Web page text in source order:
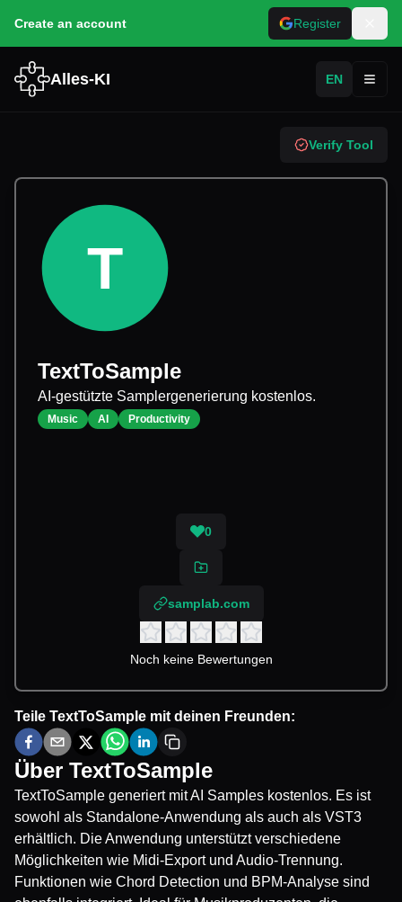
Create an account Register
Alles-KI EN
Verify Tool
T
TextToSample
AI-gestützte Samplergenerierung kostenlos.
Music AI Productivity
0
samplab.com
Noch keine Bewertungen
Teile TextToSample mit deinen Freunden:
Über TextToSample
TextToSample generiert mit AI Samples kostenlos. Es ist
sowohl als Standalone-Anwendung als auch als VST3
erhältlich. Die Anwendung unterstützt verschiedene
Möglichkeiten wie Midi-Export und Audio-Trennung.
Funktionen wie Chord Detection und BPM-Analyse sind